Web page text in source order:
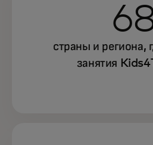
страны и региона,
занятия